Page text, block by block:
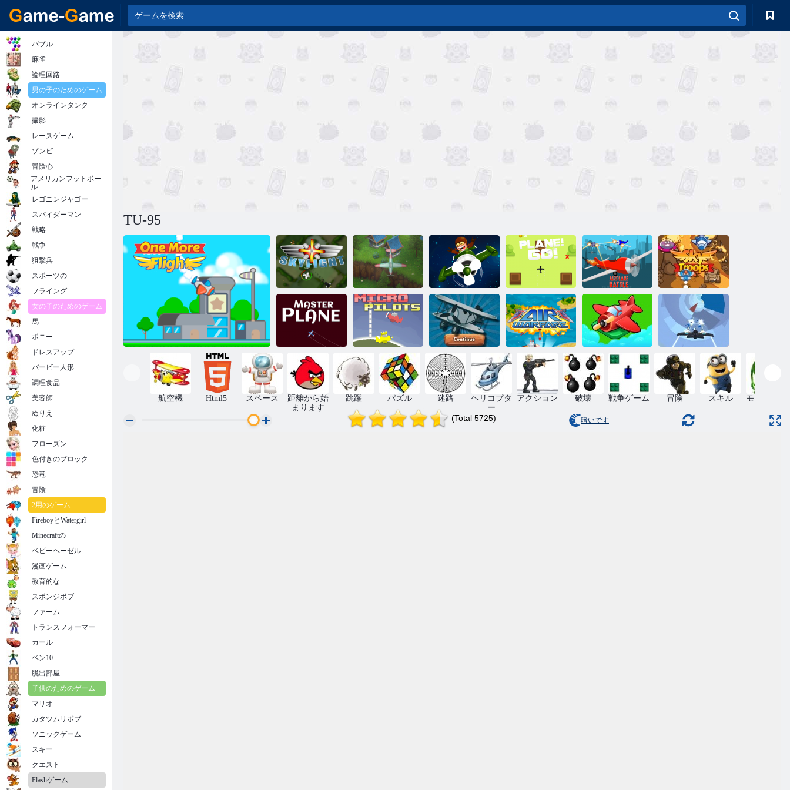
TU-95
スカイファイ
ト
第二次世界大
戦パイロット
コースター 面白い！ 飛行機の戦い
スカイ・トル
ーパー
平面マスター
マイクロパイ
ロット
飛行機。 io 空戦 すべてマージ
飛行機のトン
ネル
航空機 Html5 スペース
距離から始
まります
跳躍 パズル 迷路
ヘリコプタ
ー
アクション 破壊 戦争ゲーム 冒険 スキル モンスター
(Total 5725) 暗いです
バブル
麻雀
論理回路
男の子のためのゲーム
オンラインタンク
撮影
レースゲーム
ゾンビ
冒険心
アメリカンフットボー
ル
レゴニンジャゴー
スパイダーマン
戦略
戦争
狙撃兵
スポーツの
フライング
女の子のためのゲーム
馬
ポニー
ドレスアップ
バービー人形
調理食品
美容師
ぬりえ
化粧
フローズン
色付きのブロック
恐竜
冒険
2用のゲーム
FireboyとWatergirl
Minecraftの
ベビーヘーゼル
漫画ゲーム
教育的な
スポンジボブ
ファーム
トランスフォーマー
カール
ベン10
脱出部屋
子供のためのゲーム
マリオ
カタツムリボブ
ソニックゲーム
スキー
クエスト
Flashゲーム